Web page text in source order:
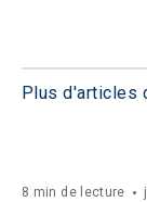
Plus d'articles
8 min de lecture